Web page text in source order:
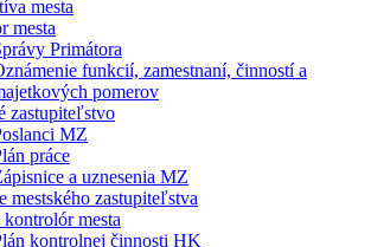
mesta
mesta
Primátora
funkcií, zamestnaní, činností a
pomerov
zastupiteľstvo
MZ
práce
a uznesenia MZ
mestského zastupiteľstva
mesta
kontrolnej činnosti HK